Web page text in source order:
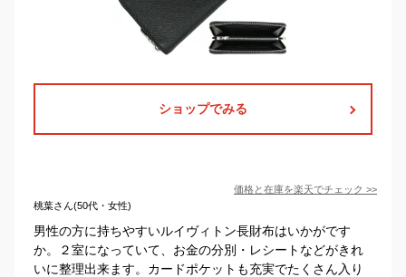
ショップでみる
価格と在庫を楽天でチェック >>
桃葉さん(50代・女性)
男性の方に持ちやすいルイヴィトン長財布はいかがです
か。２室になっていて、お金の分別・レシートなどがきれ
いに整理出来ます。カードポケットも充実でたくさん入り